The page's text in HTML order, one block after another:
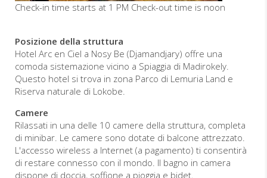
Check-in time starts at 1 PM Check-out time is noon
Posizione della struttura
Hotel Arc en Ciel a Nosy Be (Djamandjary) offre una
comoda sistemazione vicino a Spiaggia di Madirokely.
Questo hotel si trova in zona Parco di Lemuria Land e
Riserva naturale di Lokobe.
Camere
Rilassati in una delle 10 camere della struttura, completa
di minibar. Le camere sono dotate di balcone attrezzato.
L'accesso wireless a Internet (a pagamento) ti consentirà
di restare connesso con il mondo. Il bagno in camera
dispone di doccia, soffione a pioggia e bidet.